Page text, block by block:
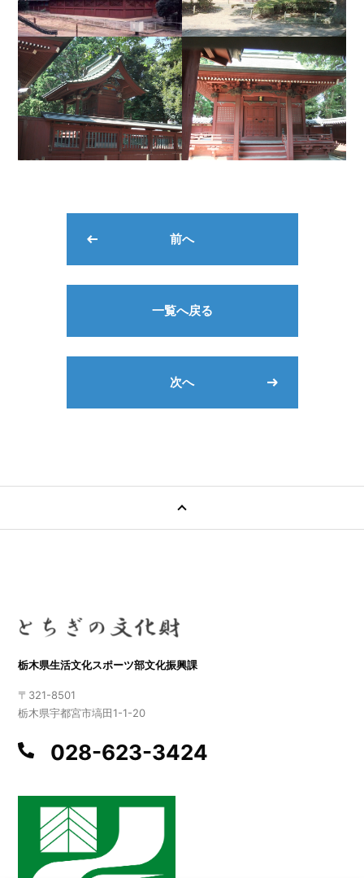
前へ
一覧へ戻る
次へ
栃木県生活文化スポーツ部文化振興課
〒321-8501
栃木県宇都宮市塙田1-1-20
028-623-3424